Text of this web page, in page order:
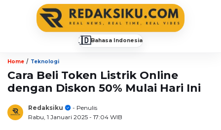
🇮🇩Bahasa Indonesia
Home / Teknologi
Cara Beli Token Listrik Online
dengan Diskon 50% Mulai Hari Ini
Redaksiku
- Penulis
Rabu, 1 Januari 2025 - 17:04 WIB